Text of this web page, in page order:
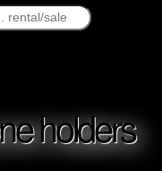
holders